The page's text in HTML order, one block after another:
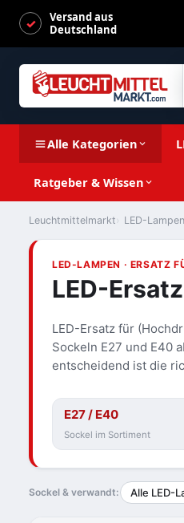
Versand aus
Deutschland
Alle Kategorien
Ratgeber & Wissen
Leuchtmittelmarkt LED-Lampen
LED-LAMPEN · ERSATZ
LED-
LED-Ersatz für
Sockeln E27 und E40
entscheidend ist die
E27 / E40
Sockel im Sortiment
Sockel & verwandt: Alle LED-